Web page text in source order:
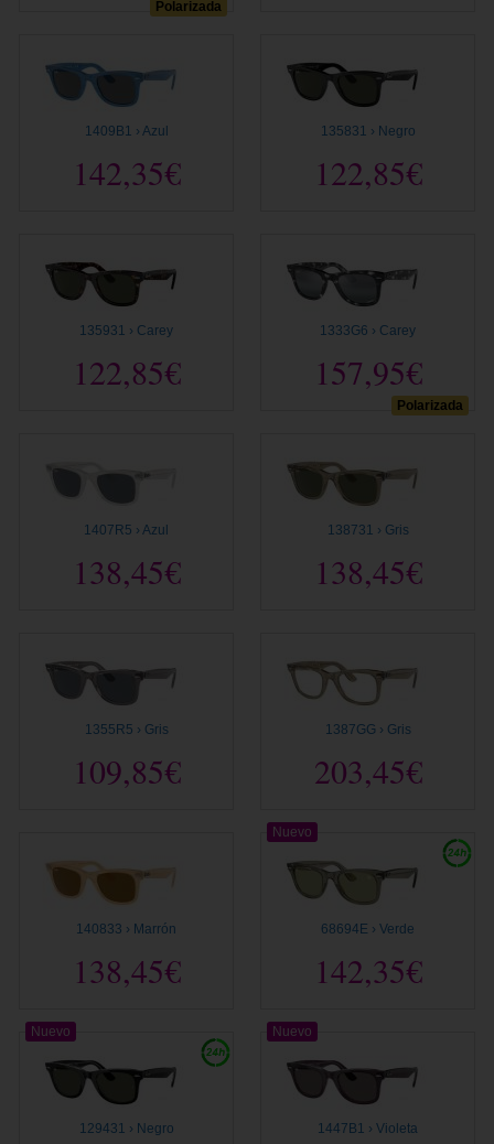
Polarizada
1409B1 › Azul
142,35€
135831 › Negro
122,85€
135931 › Carey
122,85€
Polarizada
1333G6 › Carey
157,95€
1407R5 › Azul
138,45€
138731 › Gris
138,45€
1355R5 › Gris
109,85€
1387GG › Gris
203,45€
140833 › Marrón
138,45€
68694E › Verde
142,35€
Nuevo
129431 › Negro
Nuevo
1447B1 › Violeta
Nuevo